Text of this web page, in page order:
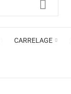
CARRELAGE